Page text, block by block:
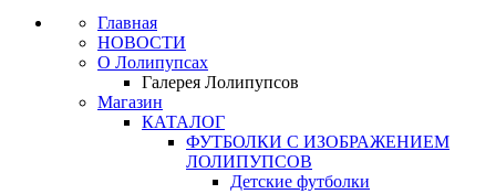
Главная
НОВОСТИ
О Лолипупсах
Галерея Лолипупсов
Магазин
КАТАЛОГ
ФУТБОЛКИ С ИЗОБРАЖЕНИЕМ
ЛОЛИПУПСОВ
Детские футболки